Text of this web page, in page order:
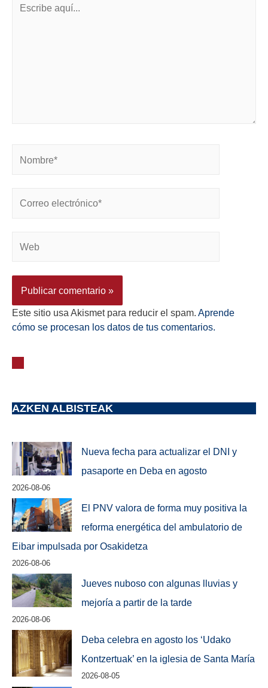
Este sitio usa Akismet para reducir el spam. Aprende
cómo se procesan los datos de tus comentarios.
AZKEN ALBISTEAK
Nueva fecha para actualizar el DNI y
pasaporte en Deba en agosto
2026-08-06
El PNV valora de forma muy positiva la
reforma energética del ambulatorio de
Eibar impulsada por Osakidetza
2026-08-06
Jueves nuboso con algunas lluvias y
mejoría a partir de la tarde
2026-08-06
Deba celebra en agosto los ‘Udako
Kontzertuak’ en la iglesia de Santa María
2026-08-05